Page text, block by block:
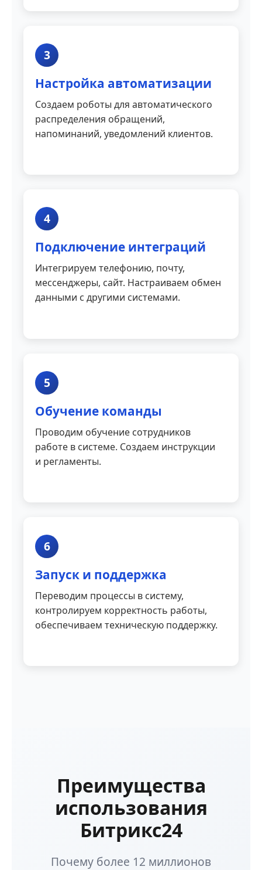
3
Настройка автоматизации
Создаем роботы для автоматического
распределения обращений,
напоминаний, уведомлений клиентов.
4
Подключение интеграций
Интегрируем телефонию, почту,
мессенджеры, сайт. Настраиваем обмен
данными с другими системами.
5
Обучение команды
Проводим обучение сотрудников
работе в системе. Создаем инструкции
и регламенты.
6
Запуск и поддержка
Переводим процессы в систему,
контролируем корректность работы,
обеспечиваем техническую поддержку.
Преимущества
использования
Битрикс24
Почему более 12 миллионов